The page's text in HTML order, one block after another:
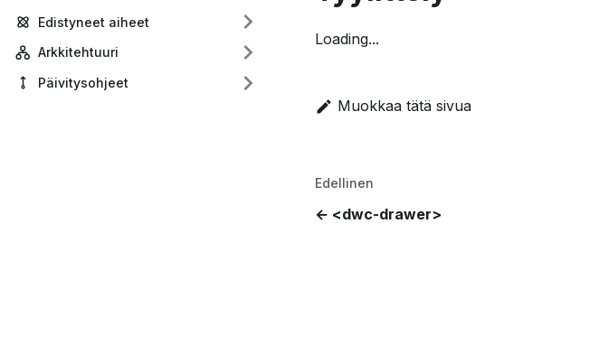
Edistyneet aiheet
Arkkitehtuuri
Päivitysohjeet
Loading...
Muokkaa tätä sivua
Edellinen
<dwc-drawer>